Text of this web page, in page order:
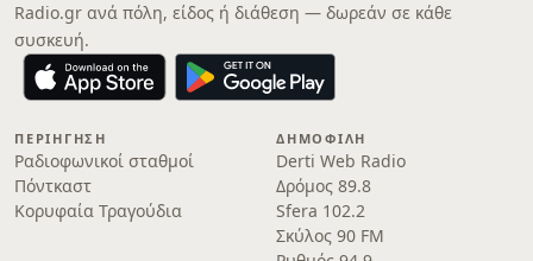
Radio.gr ανά πόλη, είδος ή διάθεση — δωρεάν σε κάθε
συσκευή.
ΠΕΡΙΉΓΗΣΗ
Ραδιοφωνικοί σταθμοί
Πόντκαστ
Κορυφαία Τραγούδια
ΔΗΜΟΦΙΛΉ
Derti Web Radio
Δρόμος 89.8
Sfera 102.2
Σκύλος 90 FM